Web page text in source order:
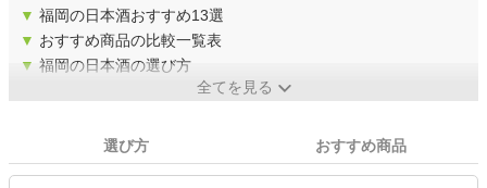
▼ 福岡の日本酒おすすめ13選
▼ おすすめ商品の比較一覧表
▼ 福岡の日本酒の選び方
全てを見る
選び方 おすすめ商品